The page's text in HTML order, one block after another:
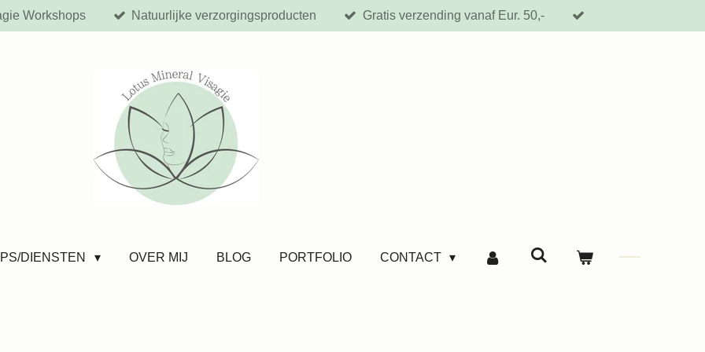
Workshops Natuurlijke verzorgingsproducten Gratis verzending vanaf Eur. 50,-
DIENSTEN OVER MIJ BLOG PORTFOLIO CONTACT